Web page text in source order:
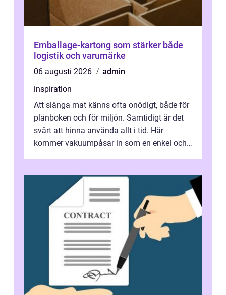
Emballage-kartong som stärker både
logistik och varumärke
06 augusti 2026
admin
inspiration
Att slänga mat känns ofta onödigt, både för
plånboken och för miljön. Samtidigt är det
svårt att hinna använda allt i tid. Här
kommer vakuumpåsar in som en enkel och